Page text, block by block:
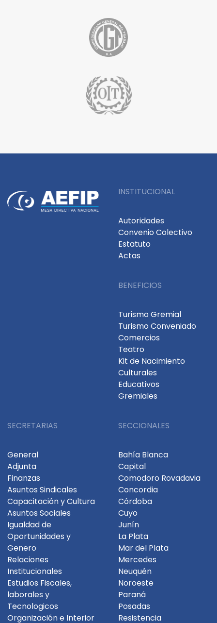
INSTITUCIONAL
Autoridades
Convenio Colectivo
Estatuto
Actas
BENEFICIOS
Turismo Gremial
Turismo Conveniado
Comercios
Teatro
Kit de Nacimiento
Culturales
Educativos
Gremiales
SECRETARIAS
General
Adjunta
Finanzas
Asuntos Sindicales
Capacitación y Cultura
Asuntos Sociales
Igualdad de
Oportunidades y
Genero
Relaciones
Institucionales
Estudios Fiscales,
laborales y
Tecnologicos
Organización e Interior
SECCIONALES
Bahía Blanca
Capital
Comodoro Rovadavia
Concordia
Córdoba
Cuyo
Junín
La Plata
Mar del Plata
Mercedes
Neuquén
Noroeste
Paraná
Posadas
Resistencia